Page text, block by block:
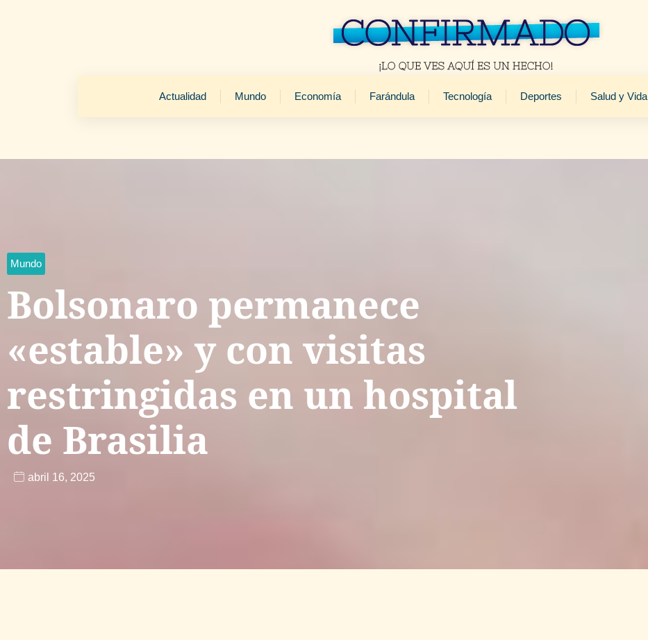
Actualidad Mundo Economía Farándula Tecnología Deportes Salud y Vida
Mundo
Bolsonaro permanece
«estable» y con visitas
restringidas en un hospital
de Brasilia
abril 16, 2025